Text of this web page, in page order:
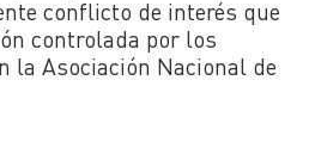
conflicto de interés que
controlada por los
la Asociación Nacional de